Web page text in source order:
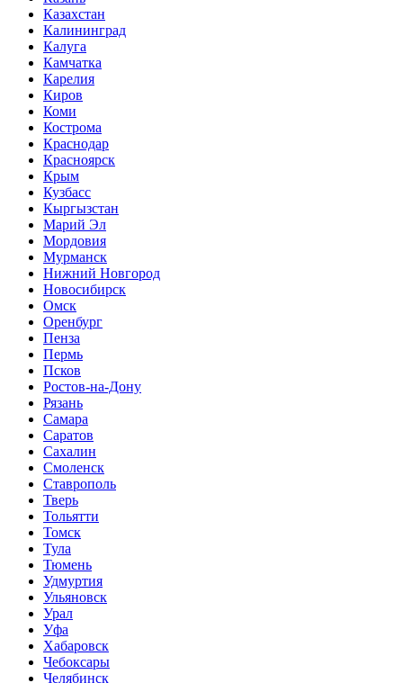
Казахстан
Калининград
Калуга
Камчатка
Карелия
Киров
Коми
Кострома
Краснодар
Красноярск
Крым
Кузбасс
Кыргызстан
Марий Эл
Мордовия
Мурманск
Нижний Новгород
Новосибирск
Омск
Оренбург
Пенза
Пермь
Псков
Ростов-на-Дону
Рязань
Самара
Саратов
Сахалин
Смоленск
Ставрополь
Тверь
Тольятти
Томск
Тула
Тюмень
Удмуртия
Ульяновск
Урал
Уфа
Хабаровск
Чебоксары
Челябинск